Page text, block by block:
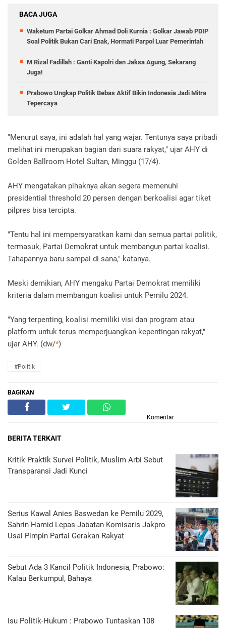
BACA JUGA
Waketum Partai Golkar Ahmad Doli Kurnia : Golkar Jawab PDIP
Soal Politik Bukan Cari Enak, Hormati Parpol Luar Pemerintah
M Rizal Fadillah : Ganti Kapolri dan Jaksa Agung, Sekarang
Juga!
Prabowo Ungkap Politik Bebas Aktif Bikin Indonesia Jadi Mitra
Tepercaya
"Menurut saya, ini adalah hal yang wajar. Tentunya saya pribadi
melihat ini merupakan bagian dari suara rakyat," ujar AHY di
Golden Ballroom Hotel Sultan, Minggu (17/4).
AHY mengatakan pihaknya akan segera memenuhi
presidential threshold 20 persen dengan berkoalisi agar tiket
pilpres bisa tercipta.
"Tentu hal ini mempersyaratkan kami dan semua partai politik,
termasuk, Partai Demokrat untuk membangun partai koalisi.
Tahapannya baru sampai di sana," katanya.
Meski demikian, AHY mengaku Partai Demokrat memiliki
kriteria dalam membangun koalisi untuk Pemilu 2024.
"Yang terpenting, koalisi memiliki visi dan program atau
platform untuk terus memperjuangkan kepentingan rakyat,"
ujar AHY. (dw/*)
#Politik
BAGIKAN
Komentar
BERITA TERKAIT
Kritik Praktik Survei Politik, Muslim Arbi Sebut
Transparansi Jadi Kunci
Serius Kawal Anies Baswedan ke Pemilu 2029,
Sahrin Hamid Lepas Jabatan Komisaris Jakpro
Usai Pimpin Partai Gerakan Rakyat
Sebut Ada 3 Kancil Politik Indonesia, Prabowo:
Kalau Berkumpul, Bahaya
Isu Politik-Hukum : Prabowo Tuntaskan 108